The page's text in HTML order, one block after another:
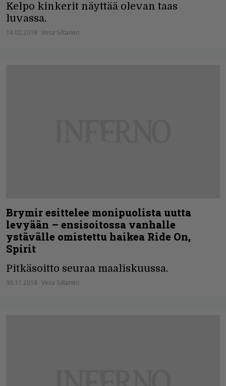
Kelpo kinkerit näyttää olevan taas
luvassa.
14.02.2019 Vesa Siltanen
Brymir esittelee monipuolista uutta
levyään – ensisoitossa vanhalle
ystävälle omistettu haikea Ride On,
Spirit
Pitkäsoitto seuraa maaliskuussa.
30.11.2018 Vesa Siltanen